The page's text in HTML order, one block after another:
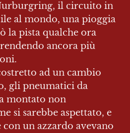
il circuito in
al mondo, una pioggia
la pista qualche ora
ancora più
ad un cambio
gli pneumatici da
montato non
si sarebbe aspettato, e
un azzardo avevano